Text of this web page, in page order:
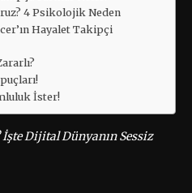
4 Psikolojik Neden
Hayalet Takipçi
İster!
Dijital Dünyanın Sessiz